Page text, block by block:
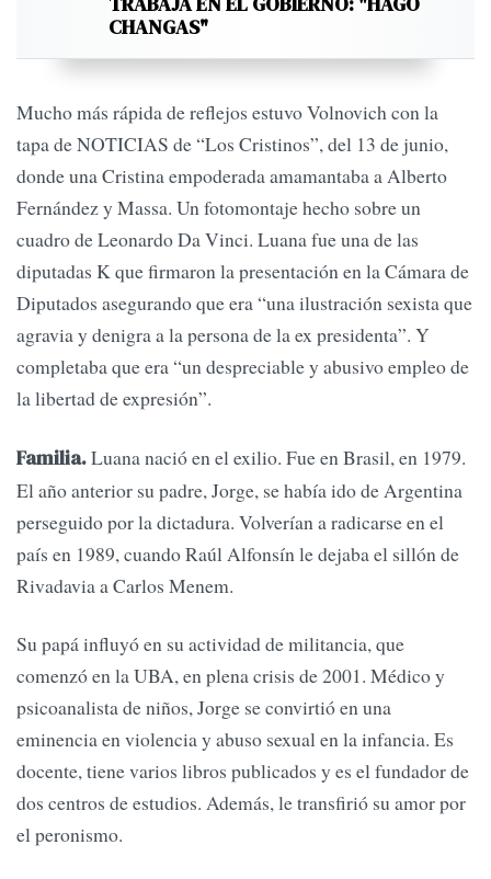
CHANGAS"
Mucho más rápida de reflejos estuvo Volnovich con la
tapa de NOTICIAS de “Los Cristinos”, del 13 de junio,
donde una Cristina empoderada amamantaba a Alberto
Fernández y Massa. Un fotomontaje hecho sobre un
cuadro de Leonardo Da Vinci. Luana fue una de las
diputadas K que firmaron la presentación en la Cámara de
Diputados asegurando que era “una ilustración sexista que
agravia y denigra a la persona de la ex presidenta”. Y
completaba que era “un despreciable y abusivo empleo de
la libertad de expresión”.
Familia.Luana nació en el exilio. Fue en Brasil, en 1979.
El año anterior su padre, Jorge, se había ido de Argentina
perseguido por la dictadura. Volverían a radicarse en el
país en 1989, cuando Raúl Alfonsín le dejaba el sillón de
Rivadavia a Carlos Menem.
Su papá influyó en su actividad de militancia, que
comenzó en la UBA, en plena crisis de 2001. Médico y
psicoanalista de niños, Jorge se convirtió en una
eminencia en violencia y abuso sexual en la infancia. Es
docente, tiene varios libros publicados y es el fundador de
dos centros de estudios. Además, le transfirió su amor por
el peronismo.